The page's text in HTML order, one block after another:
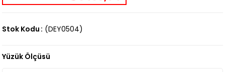
Stok Kodu (DEY0504)
Yüzük Ölçüsü